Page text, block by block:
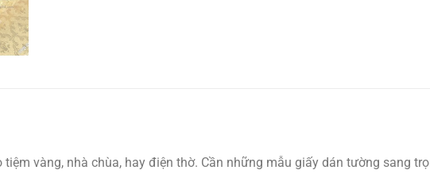
vàng, nhà chùa, hay điện thờ. Cần những mẫu giấy dán tường sang